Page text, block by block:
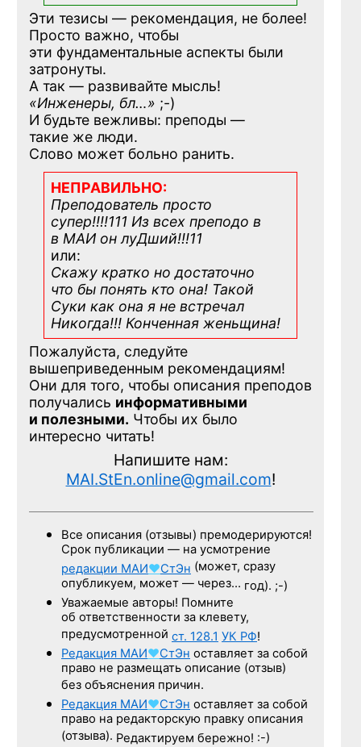
Эти тезисы — рекомендация, не более!
Просто важно, чтобы
эти фундаментальные аспекты были
затронуты.
А так — развивайте мысль!
«Инженеры, бл…» ;-)
И будьте вежливы: преподы —
такие же люди.
Слово может больно ранить.
НЕПРАВИЛЬНО:
Преподователь просто
супер!!!!111 Из всех преподо в
в МАИ он луДший!!!11
или:
Скажу кратко но достаточно
что бы понять кто она! Такой
Суки как она я не встречал
Никогда!!! Конченная женьщина!
Пожалуйста, следуйте
вышеприведенным рекомендациям!
Они для того, чтобы описания преподов
получались информативными
и полезными. Чтобы их было
интересно читать!
Напишите нам:
MAI.StEn.online@gmail.com!
Все описания (отзывы) премодерируются!
Срок публикации — на усмотрение
редакции МАИ♥СтЭн (может, сразу
опубликуем, может — через… год). ;-)
Уважаемые авторы! Помните
об ответственности за клевету,
предусмотренной ст. 128.1 УК РФ!
Редакция МАИ♥СтЭн оставляет за собой
право не размещать описание (отзыв)
без объяснения причин.
Редакция МАИ♥СтЭн оставляет за собой
право на редакторскую правку описания
(отзыва). Редактируем бережно! :-)